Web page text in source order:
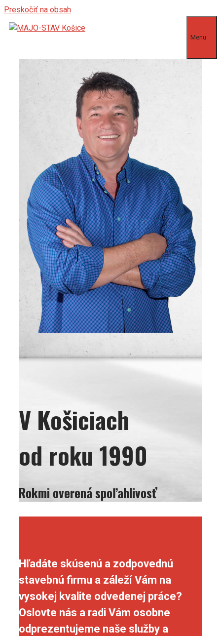
Preskočiť na obsah
Menu
V Košiciach
od roku 1990
Rokmi overená spoľahlivosť
Hľadáte skúsenú a zodpovednú
stavebnú firmu a záleží Vám na
vysokej kvalite odvedenej práce?
Oslovte nás a radi Vám osobne
odprezentujeme naše služby a